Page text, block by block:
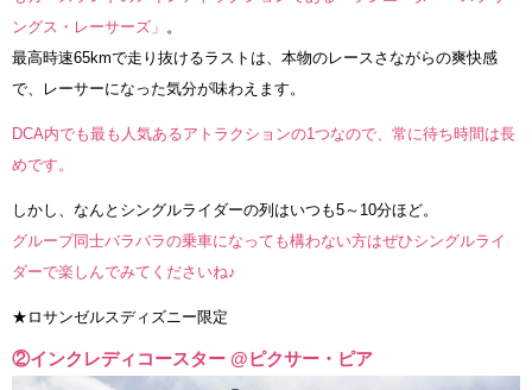
ングス・レーサーズ」 。
最高時速65kmで走り抜けるラストは、本物のレースさながらの爽快感
で、レーサーになった気分が味わえます。
DCA内でも最も人気あるアトラクションの1つなので、常に待ち時間は長
めです。
しかし、なんとシングルライダーの列はいつも5～10分ほど。
グループ同士バラバラの乗車になっても構わない方はぜひシングルライ
ダーで楽しんでみてくださいね♪
★ロサンゼルスディズニー限定
②インクレディコースター @ピクサー・ピア